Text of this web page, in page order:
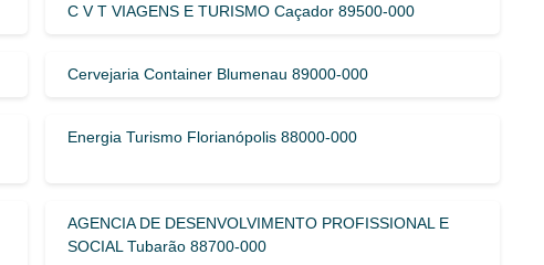
C V T VIAGENS E TURISMO Caçador 89500-000
Cervejaria Container Blumenau 89000-000
Energia Turismo Florianópolis 88000-000
AGENCIA DE DESENVOLVIMENTO PROFISSIONAL E
SOCIAL Tubarão 88700-000